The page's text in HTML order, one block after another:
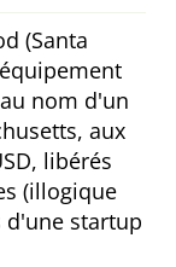
(Santa
nom d'un
aux
libérés
(illogique
d'une startup